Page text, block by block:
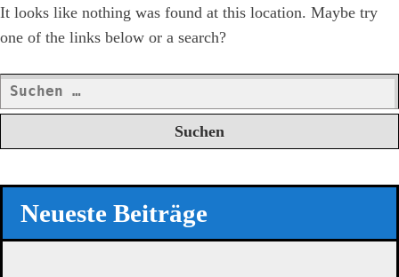
It looks like nothing was found at this location. Maybe try
one of the links below or a search?
Suchen
nach:
Neueste Beiträge